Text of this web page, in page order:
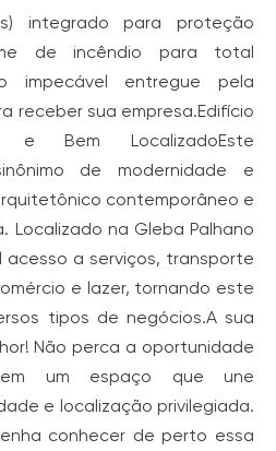
integrado para proteção
de incêndio para total
impecável entregue pela
receber sua empresa.Edifício
e Bem LocalizadoEste
de modernidade e
contemporâneo e
Localizado na Gleba Palhano
a serviços, transporte
e lazer, tornando este
tipos de negócios.A sua
Não perca a oportunidade
um espaço que une
e localização privilegiada.
conhecer de perto essa